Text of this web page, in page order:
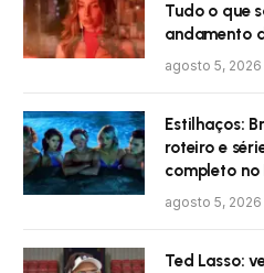
Tudo o que
andamento
agosto 5, 2026
Estilhaços:
roteiro e
completo no
agosto 5, 2026
Ted Lasso: